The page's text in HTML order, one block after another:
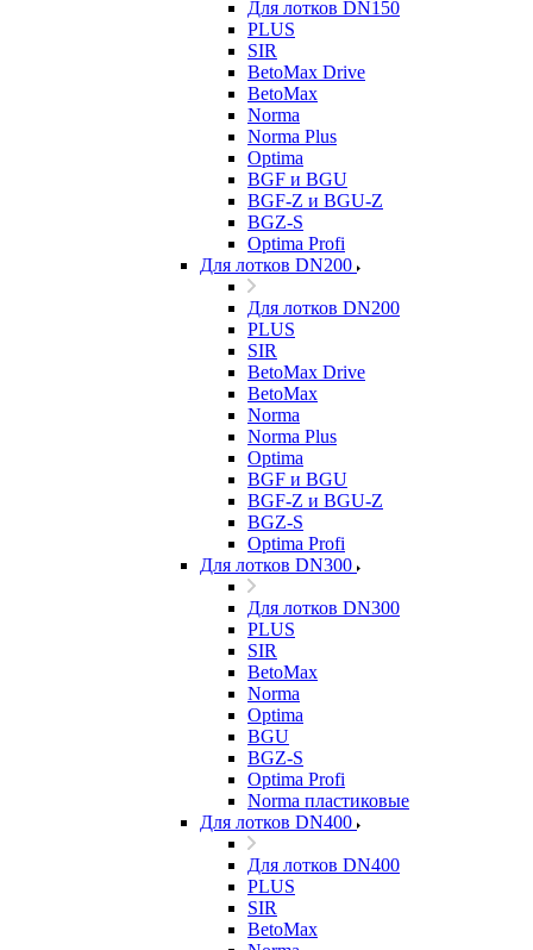
Для лотков DN150
PLUS
SIR
BetoMax Drive
BetoMax
Norma
Norma Plus
Optima
BGF и BGU
BGF-Z и BGU-Z
BGZ-S
Optima Profi
Для лотков DN200
Для лотков DN200
PLUS
SIR
BetoMax Drive
BetoMax
Norma
Norma Plus
Optima
BGF и BGU
BGF-Z и BGU-Z
BGZ-S
Optima Profi
Для лотков DN300
Для лотков DN300
PLUS
SIR
BetoMax
Norma
Optima
BGU
BGZ-S
Optima Profi
Norma пластиковые
Для лотков DN400
Для лотков DN400
PLUS
SIR
BetoMax